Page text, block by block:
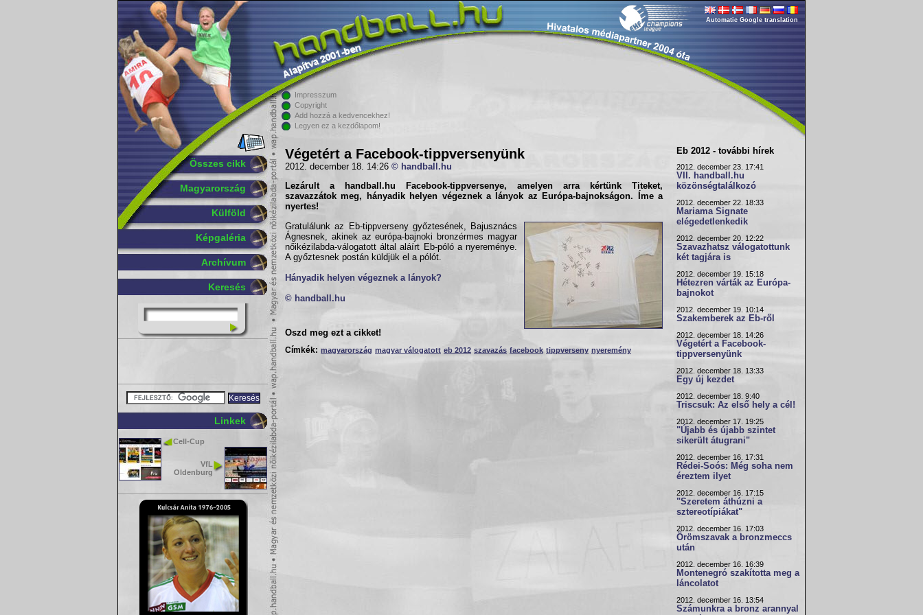
Összes cikk
Magyarország
Külföld
Képgaléria
Archívum
Keresés
Linkek
Cell-Cup
VfL
Oldenburg
Automatic Google translation
Impresszum
Copyright
Add hozzá a kedvencekhez!
Legyen ez a kezdőlapom!
Végetért a Facebook-tippversenyünk
2012. december 18. 14:26 © handball.hu
Lezárult a handball.hu Facebook-tippversenye, amelyen arra kértünk Titeket,
szavazzátok meg, hányadik helyen végeznek a lányok az Európa-bajnokságon. Íme a
nyertes!
Gratulálunk az Eb-tippverseny győztesének, Bajusznács
Ágnesnek, akinek az európa-bajnoki bronzérmes magyar
nőikézilabda-válogatott által aláírt Eb-póló a nyereménye.
A győztesnek postán küldjük el a pólót.
Hányadik helyen végeznek a lányok?
© handball.hu
Oszd meg ezt a cikket!
Címkék: magyarország magyar válogatott eb 2012 szavazás facebook tippverseny nyeremény
Eb 2012 - további hírek
2012. december 23. 17:41
VII. handball.hu
közönségtalálkozó
2012. december 22. 18:33
Mariama Signate
elégedetlenkedik
2012. december 20. 12:22
Szavazhatsz válogatottunk
két tagjára is
2012. december 19. 15:18
Hétezren várták az Európa-
bajnokot
2012. december 19. 10:14
Szakemberek az Eb-ről
2012. december 18. 14:26
Végetért a Facebook-
tippversenyünk
2012. december 18. 13:33
Egy új kezdet
2012. december 18. 9:40
Triscsuk: Az első hely a cél!
2012. december 17. 19:25
"Újabb és újabb szintet
sikerült átugrani"
2012. december 16. 17:31
Rédei-Soós: Még soha nem
éreztem ilyet
2012. december 16. 17:15
"Szeretem áthúzni a
sztereotípiákat"
2012. december 16. 17:03
Örömszavak a bronzmeccs
után
2012. december 16. 16:39
Montenegró szakította meg a
láncolatot
2012. december 16. 13:54
Számunkra a bronz arannyal